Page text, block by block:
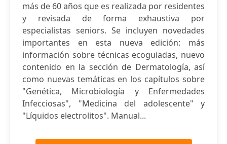
más de 60 años que es realizada por residentes
y revisada de forma exhaustiva por
especialistas seniors. Se incluyen novedades
importantes en esta nueva edición: más
información sobre técnicas ecoguiadas, nuevo
contenido en la sección de Dermatología, así
como nuevas temáticas en los capítulos sobre
"Genética, Microbiología y Enfermedades
Infecciosas", "Medicina del adolescente" y
"Líquidos electrolitos". Manual...